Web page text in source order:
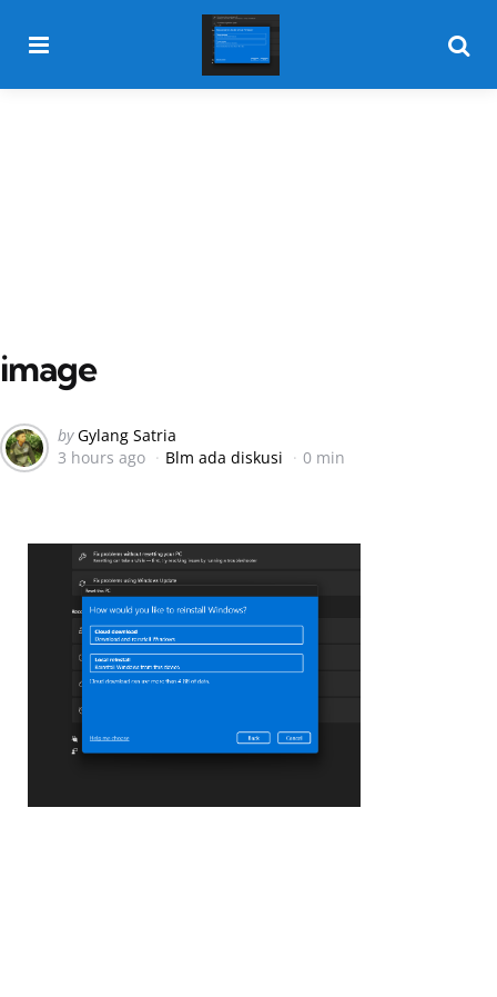
image
Posted
by
by Gylang Satria
3 hours ago
Blm ada diskusi 0 min